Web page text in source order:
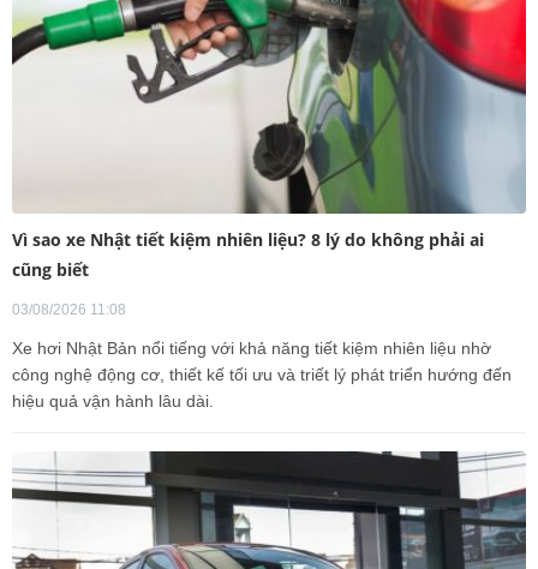
Vì sao xe Nhật tiết kiệm nhiên liệu? 8 lý do không phải ai
cũng biết
03/08/2026 11:08
Xe hơi Nhật Bản nổi tiếng với khả năng tiết kiệm nhiên liệu nhờ
công nghệ động cơ, thiết kế tối ưu và triết lý phát triển hướng đến
hiệu quả vận hành lâu dài.